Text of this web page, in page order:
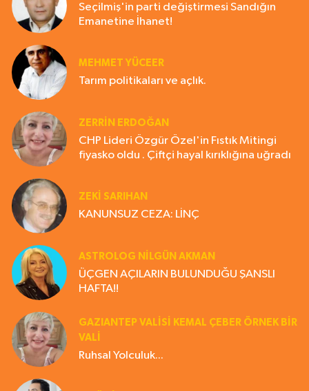
Seçilmiş'in parti değiştirmesi Sandığın
Emanetine İhanet!
MEHMET YÜCEER
Tarım politikaları ve açlık.
ZERRIN ERDOĞAN
CHP Lideri Özgür Özel'in Fıstık Mitingi
fiyasko oldu . Çiftçi hayal kırıklığına uğradı
ZEKI SARIHAN
KANUNSUZ CEZA: LİNÇ
ASTROLOG NILGÜN AKMAN
ÜÇGEN AÇILARIN BULUNDUĞU ŞANSLI
HAFTA!!
GAZIANTEP VALISI KEMAL ÇEBER ÖRNEK BİR
VALİ
Ruhsal Yolculuk...